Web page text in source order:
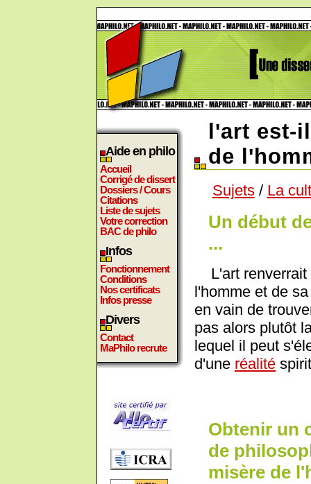
Aide en philo
Accueil
Corrigé de dissert
Dossiers / Cours
Citations
Liste de sujets
Votre correction
BAC de philo
Infos
Fonctionnement
Conditions
Nos certificats
Infos presse
Divers
Contact
MaPhilo recrute
l'art est-
de
Sujets/ La
Un début
...
L'art renverrait
l'homme et de
en vain de
pas alors plutôt
lequel il peut
d'une réalité
Obtenir un
de
misère de